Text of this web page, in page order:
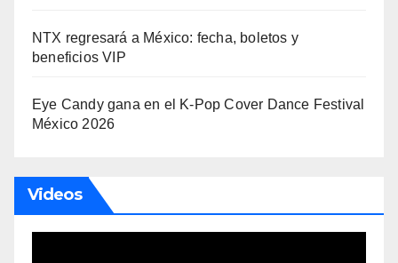
NTX regresará a México: fecha, boletos y
beneficios VIP
Eye Candy gana en el K-Pop Cover Dance Festival
México 2026
Videos